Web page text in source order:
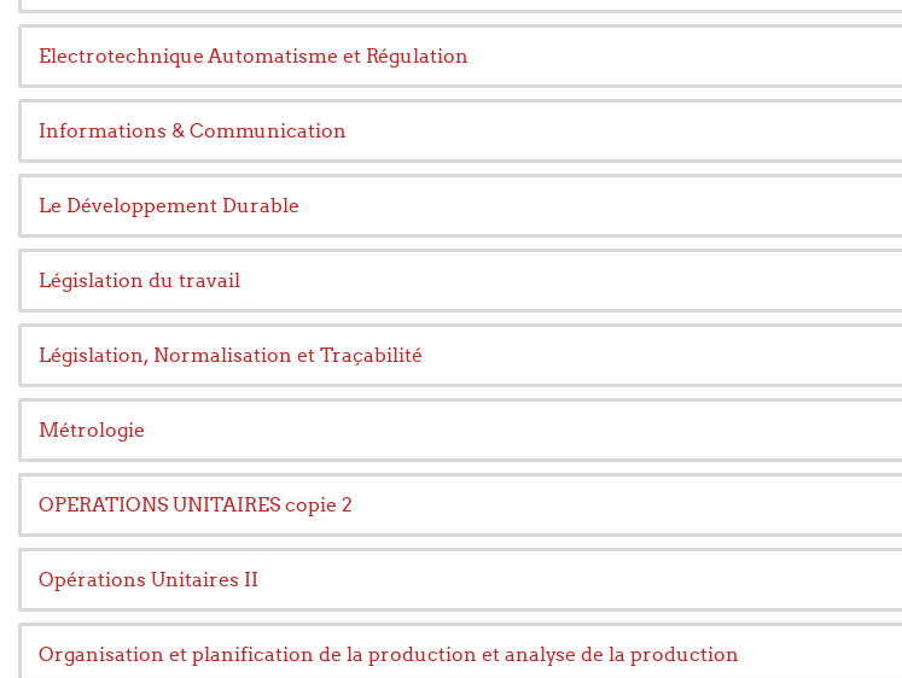
Electrotechnique Automatisme et Régulation
Informations & Communication
Le Développement Durable
Législation du travail
Législation, Normalisation et Traçabilité
Métrologie
OPERATIONS UNITAIRES copie 2
Opérations Unitaires II
Organisation et planification de la production et analyse de la production